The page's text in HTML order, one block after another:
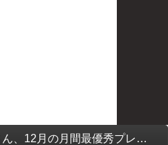
【朗報】ポルト中島翔哉さん、12月の月間最優秀プレイヤーに選ばれてしまう。これもう完全エースだろ